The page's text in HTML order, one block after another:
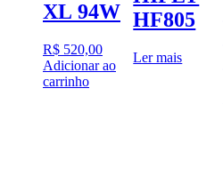
XL 94W
R$ 520,00
Adicionar ao
carrinho
HF805
Ler mais